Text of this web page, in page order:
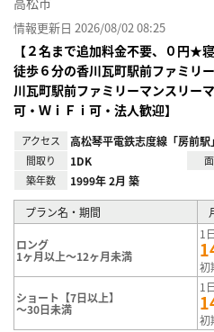
情報更新日 2026/08/02 08:25
【２名まで追加料金不要、０円★
徒歩６分の香川瓦町駅前ファミリ
川瓦町駅前ファミリーマンスリー
可・ＷｉＦｉ可・法人歓迎】
アクセス 高松琴平電鉄志度線「房前駅」
間取り 1DK
築年数 1999年 2月 築
プラン名・期間
ロング
1ヶ月以上～12ヶ月未満
1
初
ショート【7日以上】
～30日未満
1
初